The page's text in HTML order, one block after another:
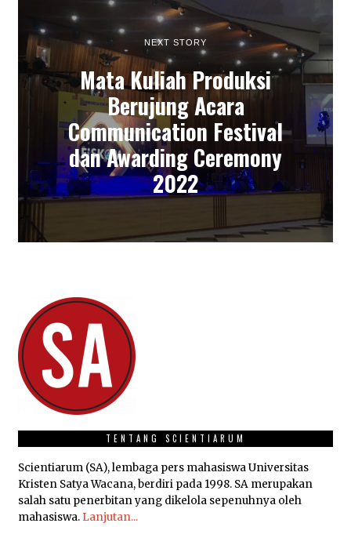
NEXT STORY
Mata Kuliah Produksi
Berujung Acara
Communication Festival
dan Awarding Ceremony
2022
TENTANG SCIENTIARUM
Scientiarum (SA), lembaga pers mahasiswa Universitas
Kristen Satya Wacana, berdiri pada 1998. SA merupakan
salah satu penerbitan yang dikelola sepenuhnya oleh
mahasiswa. Lanjutan...